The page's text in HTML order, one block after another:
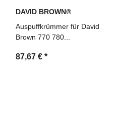
DAVID BROWN®
Auspuffkrümmer für David
Brown 770 780...
87,67 € *